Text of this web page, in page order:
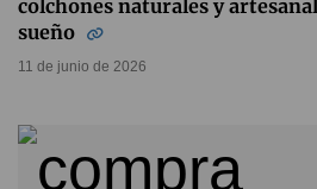
colchones naturales y
sueño
11 de junio de 2026